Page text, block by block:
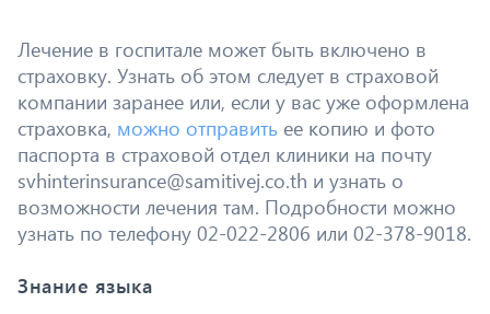
Лечение в госпитале может быть включено в
страховку. Узнать об этом следует в страховой
компании заранее или, если у вас уже оформлена
страховка, можно отправить ее копию и фото
паспорта в страховой отдел клиники на почту
svhinterinsurance@samitivej.co.th и узнать о
возможности лечения там. Подробности можно
узнать по телефону 02-022-2806 или 02-378-9018.
Знание языка